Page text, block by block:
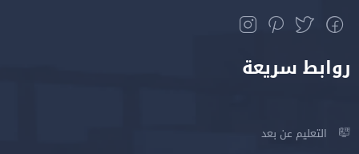
روابط سريعة
التعليم عن بعد